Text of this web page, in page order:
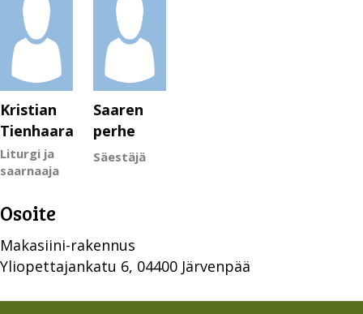
Kristian
Tienhaara
Liturgi ja
saarnaaja
Saaren
perhe
Säestäjä
Osoite
Makasiini-rakennus
Yliopettajankatu 6, 04400 Järvenpää